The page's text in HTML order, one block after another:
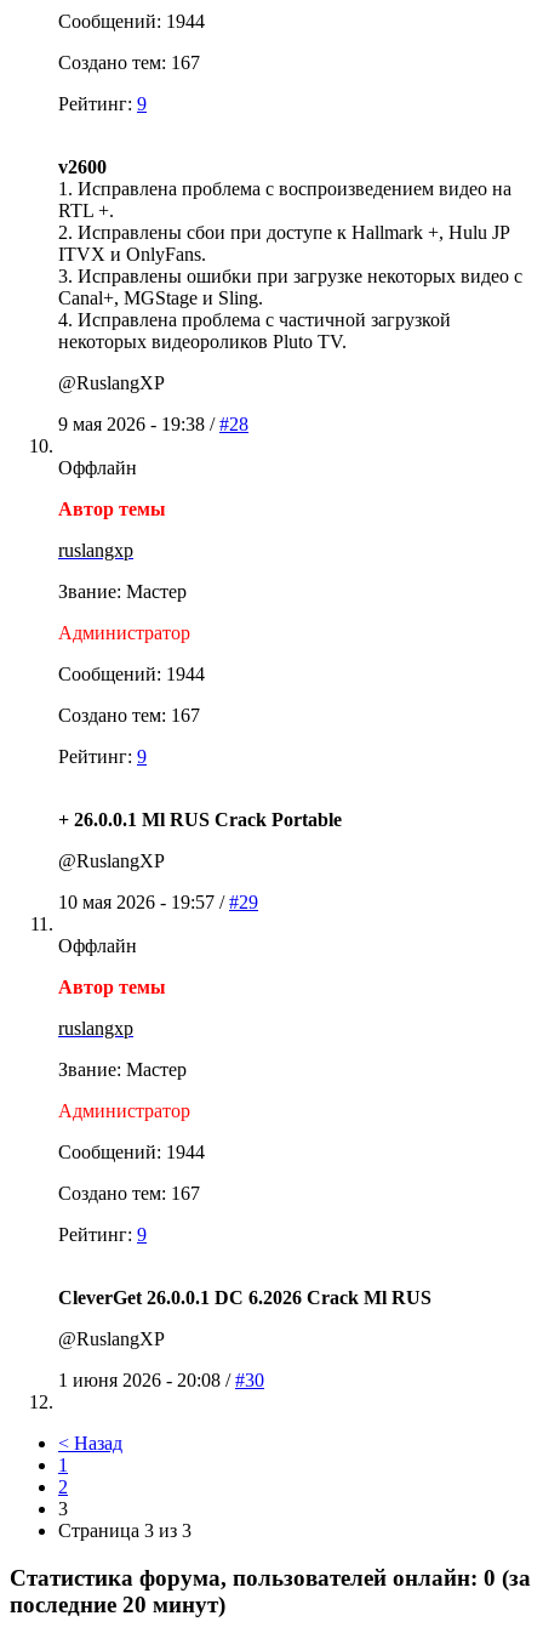
Сообщений: 1944
Создано тем: 167
Рейтинг: 9
v2600
1. Исправлена проблема с воспроизведением видео на
RTL +.
2. Исправлены сбои при доступе к Hallmark +, Hulu JP
ITVX и OnlyFans.
3. Исправлены ошибки при загрузке некоторых видео c
Canal+, MGStage и Sling.
4. Исправлена проблема с частичной загрузкой
некоторых видеороликов Pluto TV.
@RuslangXP
9 мая 2026 - 19:38 /#28
Оффлайн
Автор темы
ruslangxp
Звание: Мастер
Администратор
Сообщений: 1944
Создано тем: 167
Рейтинг: 9
+ 26.0.0.1 Ml RUS Crack Portable
@RuslangXP
10 мая 2026 - 19:57 /#29
Оффлайн
Автор темы
ruslangxp
Звание: Мастер
Администратор
Сообщений: 1944
Создано тем: 167
Рейтинг: 9
CleverGet 26.0.0.1 DC 6.2026 Crack Ml RUS
@RuslangXP
1 июня 2026 - 20:08 /#30
< Назад
1
2
3
Страница 3 из 3
Статистика форума, пользователей онлайн: 0 (за
последние 20 минут)